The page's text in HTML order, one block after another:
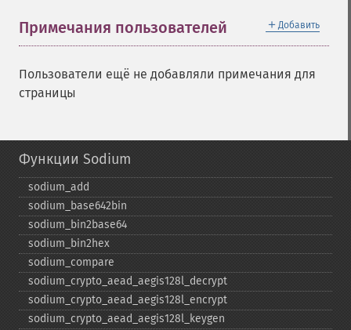
＋ Добавить
Примечания пользователей
Пользователи ещё не добавляли примечания для
страницы
Функции Sodium
sodium_​add
sodium_​base642bin
sodium_​bin2base64
sodium_​bin2hex
sodium_​compare
sodium_​crypto_​aead_​aegis128l_​decrypt
sodium_​crypto_​aead_​aegis128l_​encrypt
sodium_​crypto_​aead_​aegis128l_​keygen